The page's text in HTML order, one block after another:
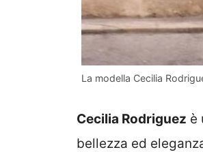
La modella Cecilia
Cecilia Rodriguez è
bellezza ed